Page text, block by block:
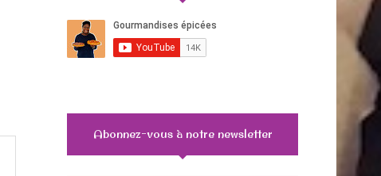
Abonnez-vous à notre newsletter